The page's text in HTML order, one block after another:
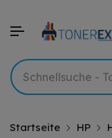
Startseite HP